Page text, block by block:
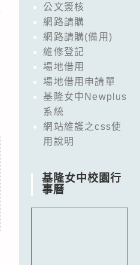
公文簽核
網路請購
網路請購(備用)
維修登記
場地借用
場地借用申請單
基隆女中Newplus
系統
網站維護之css使
用說明
基隆女中校園行
事曆